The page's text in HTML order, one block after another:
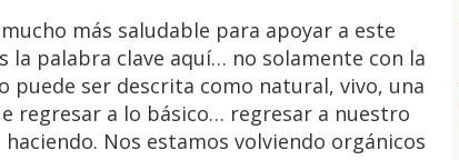
más saludable para apoyar a este
la palabra clave aquí… no solamente con la
puede ser descrita como natural, vivo, una
regresar a lo básico… regresar a nuestro
Nos estamos volviendo orgánicos